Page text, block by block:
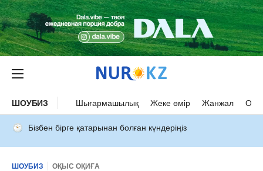
ШОУБИЗ Шығармашылық Жеке өмір Жанжал
Бізбен бірге қатарынан болған күндеріңіз
ШОУБИЗ ОҚЫС ОҚИҒА